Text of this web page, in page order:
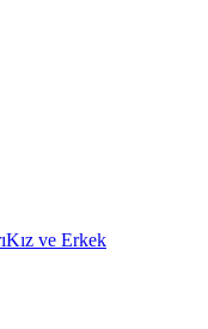
Kız ve Erkek